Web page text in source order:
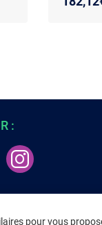
pour vous
:
LÉGALES